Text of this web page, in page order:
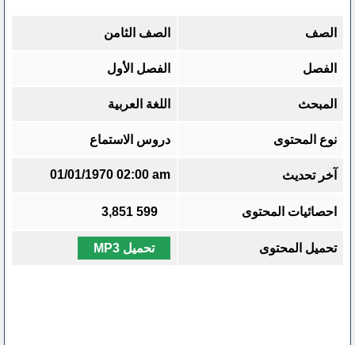
الصف الصف الثامن
الفصل الفصل الأول
المبحث اللغة العربية
نوع المحتوى دروس الاستماع
آخر تحديث 01/01/1970 02:00 am
احصائيات المحتوى 599
3,851
تحميل المحتوى تحميل MP3